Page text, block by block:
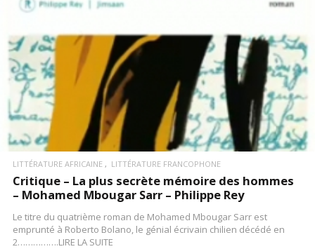
LITTÉRATURE AFRICAINE LITTÉRATURE FRANCOPHONE
Critique – La plus secrète mémoire des hommes
– Mohamed Mbougar Sarr – Philippe Rey
Le titre du quatrième roman de Mohamed Mbougar Sarr est
emprunté à Roberto Bolano, le génial écrivain chilien décédé en
2…………….LIRE LA SUITE